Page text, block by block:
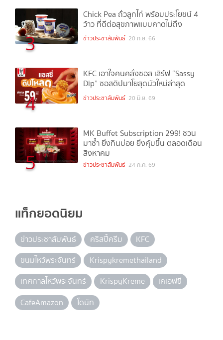
3
Chick Pea ถั่วลูกไก่ พร้อมประโยชน์ 4
ว้าว ที่ดีต่อสุขภาพแบบคาดไม่ถึง
ข่าวประชาสัมพันธ์ 20 ก.ย. 66
4
KFC เอาใจคนคลั่งซอส เสิร์ฟ “Sassy
Dip” ซอสดิปมาโยสุดนัวใหม่ล่าสุด
ข่าวประชาสัมพันธ์ 20 มิ.ย. 69
5
MK Buffet Subscription 299! ชวน
มาซ้ำ ยิ่งกินบ่อย ยิ่งคุ้มขึ้น ตลอดเดือน
สิงหาคม
ข่าวประชาสัมพันธ์ 24 ก.ค. 69
แท็กยอดนิยม
ข่าวประชาสัมพันธ์ คริสปี้ครีม
KFC
ขนมไหว้พระจันทร์
Krispykremethailand
เทศกาลไหว้พระจันทร์
KrispyKreme
เคเอฟซี
CafeAmazon
โดนัท